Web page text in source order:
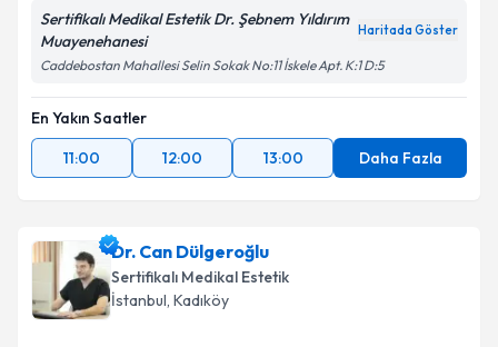
Sertifikalı Medikal Estetik Dr. Şebnem Yıldırım
Muayenehanesi
Haritada Göster
Caddebostan Mahallesi Selin Sokak No:11 İskele Apt. K:1 D:5
En Yakın Saatler
11:00
12:00 13:00 Daha Fazla
Dr. Can Dülgeroğlu
Sertifikalı Medikal Estetik
İstanbul, Kadıköy